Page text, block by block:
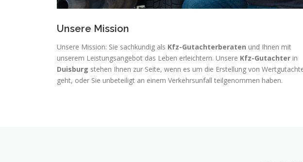
Unsere Mission
Unsere Mission: Sie sachkundig als Kfz-Gutachterberaten und Ihnen mit
unserem Leistungsangebot das Leben erleichtern. Unsere Kfz-Gutachter in
Duisburg stehen Ihnen zur Seite, wenn es um die Erstellung von
geht, oder Sie unbeteiligt an einem Verkehrsunfall teilgenommen haben.